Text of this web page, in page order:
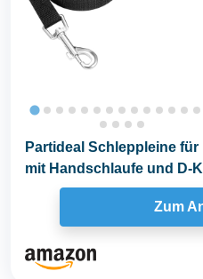
Partideal Schleppleine
mit Handschlaufe und D-
Zum